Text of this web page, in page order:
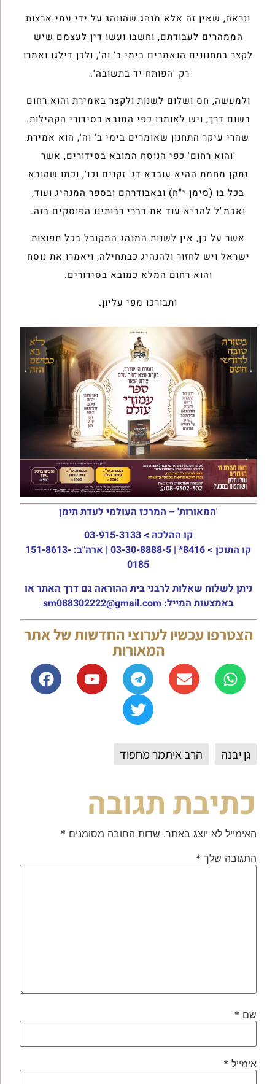
ונראה, שאין זה אלא מנהג שהונהג על ידי עמי ארצות
הממהרים לעבודתם, וחשבו ועשו דין לעצמם שיש
לקצר בתחנונים הנאמרים בימי ב' וה', ולכן דילגו ואמרו
רק 'הפותח יד בתשובה'.
ולמעשה, חס ושלום לשנות ולקצר באמירת והוא רחום
בשום דרך, ויש לאומרו כפי המובא בסידורי הקהילות.
שהרי עיקר התחנון שאומרים בימי ב' וה', הוא אמירת
'והוא רחום' כפי הנוסח המובא בסידורים, אשר
נתקן מחמת ההיא עובדא דג' זקנים וכו', וכמו שהובא
בכל בו (סימן י"ח) ובאבודרהם ובספר המנהיג ועוד,
ואכמ"ל להביא עוד את דברי רבותינו הפוסקים בזה.
אשר על כן, אין לשנות המנהג המקובל בכל תפוצות
ישראל ויש לחזור ולהנהיג כבתחילה, ויאמרו את נוסח
והוא רחום המלא כמובא בסידורים.
ותבורכו מפי עליון.
'המאורות' – המרכז העולמי לעדת תימן
קו ההלכה > 03-915-3133
קו התוכן >
8416* | 03-30-8888-5 | ארה"ב: 151-8613-
0185
ניתן לשלוח שאלות לרבני בית ההוראה גם דרך האתר או
באמצעות המייל: sm088302222@gmail.com
הצטרפו עכשיו לערוצי החדשות של אתר
המאורות
גן יבנה הרב איתמר מחפוד
כתיבת תגובה
האימייל לא יוצג באתר. שדות החובה מסומנים *
התגובה שלך *
שם *
אימייל *